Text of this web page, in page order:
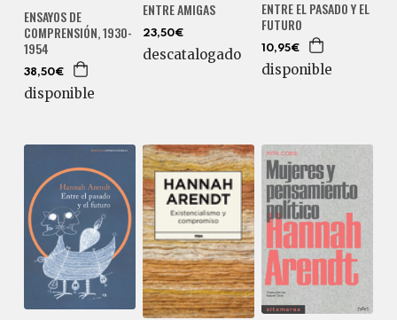
ENSAYOS DE
COMPRENSIÓN, 1930-
1954
38,50€
disponible
ENTRE AMIGAS
23,50€
descatalogado
ENTRE EL PASADO Y EL
FUTURO
10,95€
disponible